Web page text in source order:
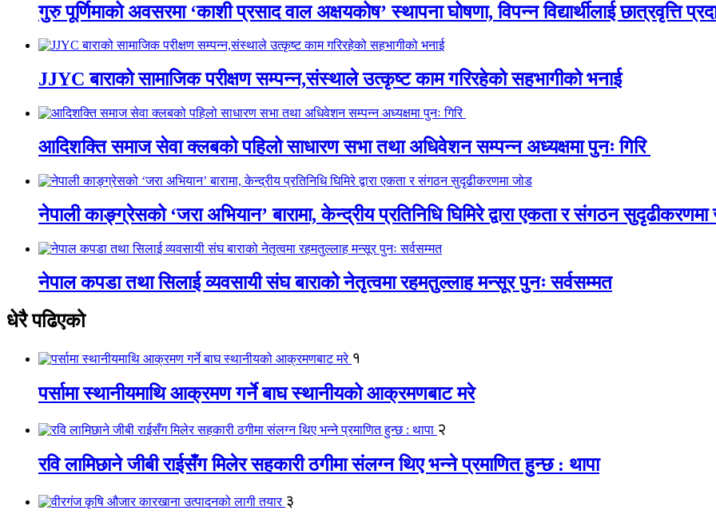
गुरु पूर्णिमाको अवसरमा ‘काशी प्रसाद वाल अक्षयकोष’ स्थापना घोषणा, विपन्न विद्यार्थीलाई छात्रवृत्ति
JJYC बाराको सामाजिक परीक्षण सम्पन्न,संस्थाले उत्कृष्ट काम गरिरहेको सहभागीको भनाई
आदिशक्ति समाज सेवा क्लबको पहिलो साधारण सभा तथा अधिवेशन सम्पन्न अध्यक्षमा पुनः गिरि
नेपाली काङ्ग्रेसको ‘जरा अभियान’ बारामा, केन्द्रीय प्रतिनिधि घिमिरे द्वारा एकता र संगठन
नेपाल कपडा तथा सिलाई व्यवसायी संघ बाराको नेतृत्वमा रहमतुल्लाह मन्सूर पुनः सर्वसम्मत
धेरै पढिएको
१
पर्सामा स्थानीयमाथि आक्रमण गर्ने बाघ स्थानीयको आक्रमणबाट मरे
२
रवि लामिछाने जीबी राईसँग मिलेर सहकारी ठगीमा संलग्न थिए भन्ने प्रमाणित हुन्छ : थापा
३